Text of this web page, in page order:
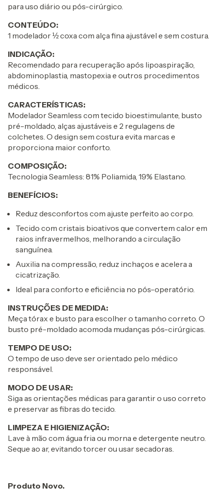
para uso diário ou pós-cirúrgico.
CONTEÚDO:
1 modelador ½ coxa com alça fina ajustável e sem costura.
INDICAÇÃO:
Recomendado para recuperação após lipoaspiração,
abdominoplastia, mastopexia e outros procedimentos
médicos.
CARACTERÍSTICAS:
Modelador Seamless com tecido bioestimulante, busto
pré-moldado, alças ajustáveis e 2 regulagens de
colchetes. O design sem costura evita marcas e
proporciona maior conforto.
COMPOSIÇÃO:
Tecnologia Seamless: 81% Poliamida, 19% Elastano.
BENEFÍCIOS:
Reduz desconfortos com ajuste perfeito ao corpo.
Tecido com cristais bioativos que convertem calor em
raios infravermelhos, melhorando a circulação
sanguínea.
Auxilia na compressão, reduz inchaços e acelera a
cicatrização.
Ideal para conforto e eficiência no pós-operatório.
INSTRUÇÕES DE MEDIDA:
Meça tórax e busto para escolher o tamanho correto. O
busto pré-moldado acomoda mudanças pós-cirúrgicas.
TEMPO DE USO:
O tempo de uso deve ser orientado pelo médico
responsável.
MODO DE USAR:
Siga as orientações médicas para garantir o uso correto
e preservar as fibras do tecido.
LIMPEZA E HIGIENIZAÇÃO:
Lave à mão com água fria ou morna e detergente neutro.
Seque ao ar, evitando torcer ou usar secadoras.
Produto Novo.